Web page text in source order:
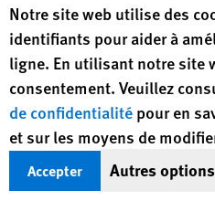
II. Méthodologie
Le présent rapport est basé sur
par Human Rights Watch entre
13 des 17 provinces du Burundi.
Human Rights Watch cookie
Notre site web utilise des
identifiants pour aider à
ligne. En utilisant notre site
consentement. Veuillez
de confidentialité pour en
et sur les moyens de
Accepter Autres options